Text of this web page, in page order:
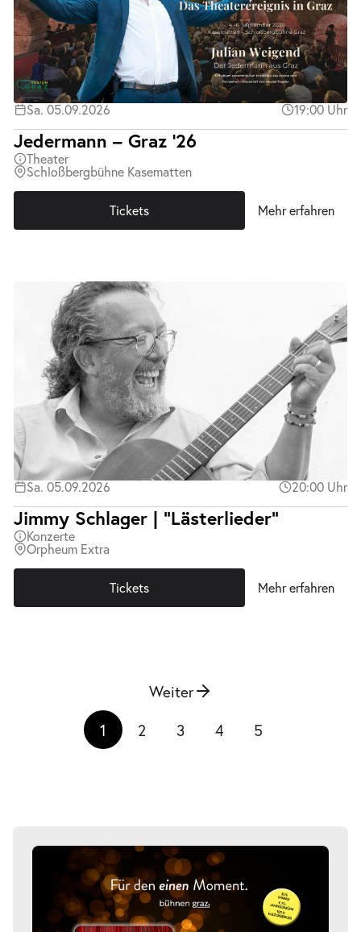
Sa. 05.09.2026 19:00 Uhr
Jedermann – Graz ’26
Theater
Schloßbergbühne Kasematten
Tickets Mehr erfahren
Sa. 05.09.2026 20:00 Uhr
Jimmy Schlager | "Lästerlieder"
Konzerte
Orpheum Extra
Tickets Mehr erfahren
1 2 3 4 5
Weiter